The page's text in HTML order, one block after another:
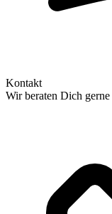
Kontakt
Wir beraten Dich gerne